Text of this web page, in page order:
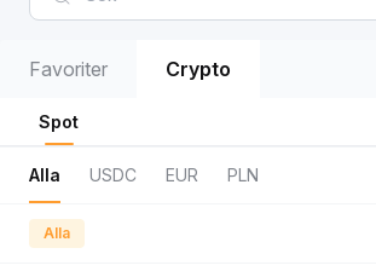
Favoriter Crypto
Spot
Alla USDC EUR PLN
Alla